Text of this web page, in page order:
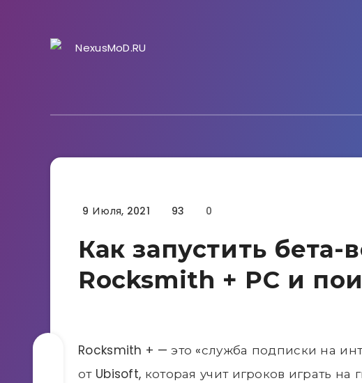
Гайды
9 Июля, 2021 93 0
Как запустить бета-
Rocksmith + PC и
Rocksmith + — это «служба подписки на
от Ubisoft, которая учит игроков играть на